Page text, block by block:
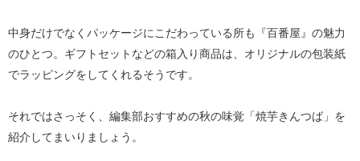
中身だけでなくパッケージにこだわっている所も『百番屋』の魅力
のひとつ。ギフトセットなどの箱入り商品は、オリジナルの包装紙
でラッピングをしてくれるそうです。
それではさっそく、編集部おすすめの秋の味覚「焼芋きんつば」を
紹介してまいりましょう。